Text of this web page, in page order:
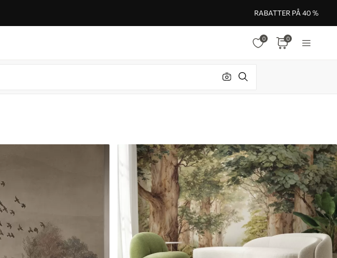
RABATTER PÅ 40 %
0 0